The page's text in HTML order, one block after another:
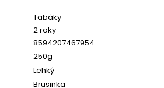
Tabáky
2 roky
8594207467954
250g
Lehký
Brusinka